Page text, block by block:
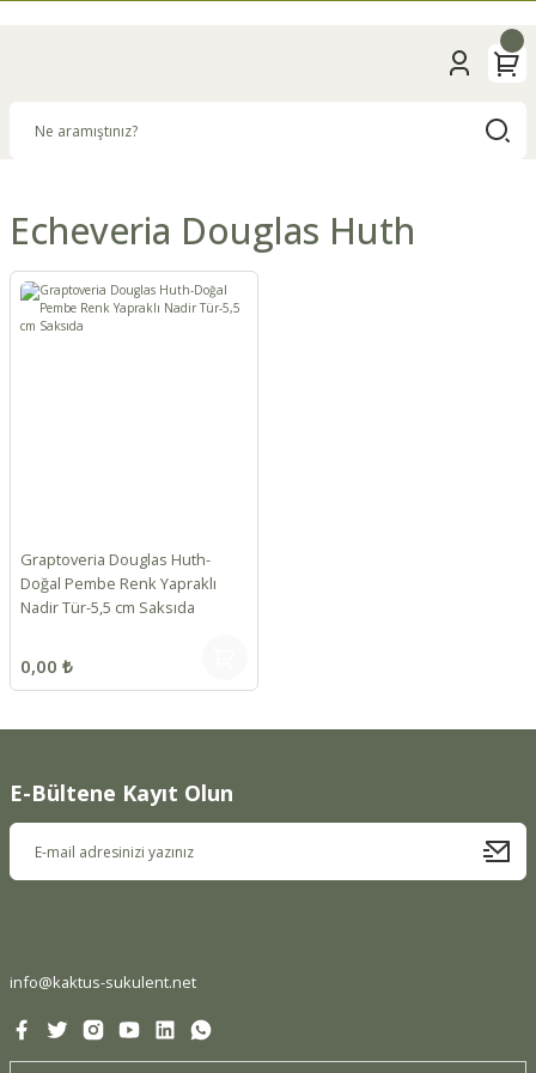
Echeveria Douglas Huth
Graptoveria Douglas Huth-
Doğal Pembe Renk Yapraklı
Nadir Tür-5,5 cm Saksıda
0,00 ₺
E-Bültene Kayıt Olun
info@kaktus-sukulent.net